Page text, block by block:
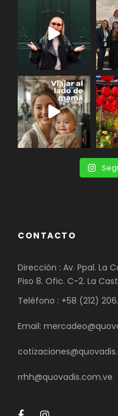
CONTACTO
Dirección : Av. Ppal. La
Piso 8. Ofic. C-2. La
Teléfono : +58 (212)
Email:
rrhh@quovadis.com.ve